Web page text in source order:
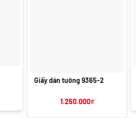
Giấy dán tường 9365-2
1.250.000₫